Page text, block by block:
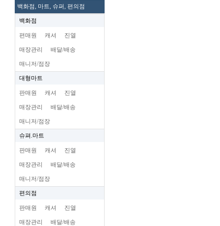
백화점, 마트, 슈퍼, 편의점
백화점
편매원 캐셔 진열
매장관리 배달/배송
매니저/점장
대형마트
판매원 캐셔 진열
매장관리 배달/배송
매니저/점장
슈펴.마트
판매원 캐셔 진열
매장관리 배달/배송
매니저/점장
편의점
판매원 캐셔 진열
매장관리 배달/배송